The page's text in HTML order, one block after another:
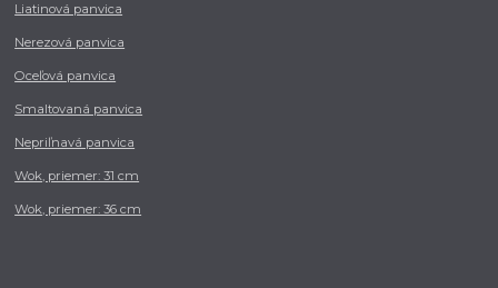
Liatinová panvica
Nerezová panvica
Oceľová panvica
Smaltovaná panvica
Nepriľnavá panvica
Wok, priemer: 31 cm
Wok, priemer: 36 cm